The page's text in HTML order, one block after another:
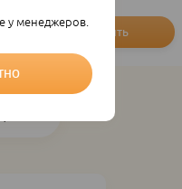
у менеджеров.